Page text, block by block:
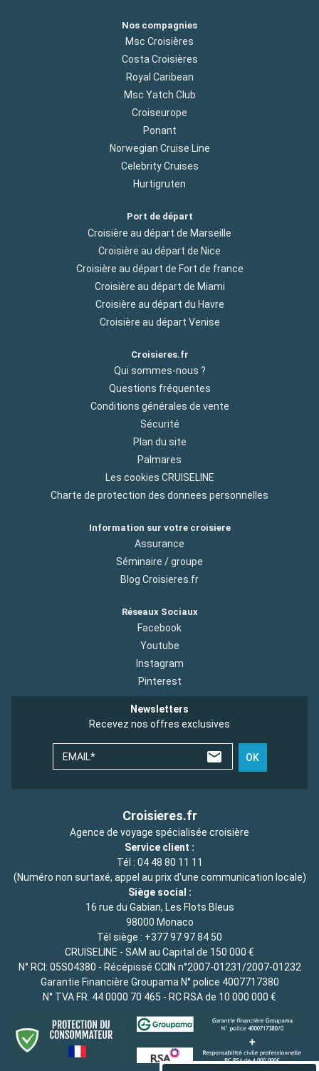
Nos compagnies
Msc Croisières
Costa Croisières
Royal Caribean
Msc Yatch Club
Croiseurope
Ponant
Norwegian Cruise Line
Celebrity Cruises
Hurtigruten
Port de départ
Croisière au départ de Marseille
Croisière au départ de Nice
Croisière au départ de Fort de france
Croisière au départ de Miami
Croisière au départ du Havre
Croisière au départ Venise
Croisieres.fr
Qui sommes-nous ?
Questions fréquentes
Conditions générales de vente
Sécurité
Plan du site
Palmares
Les cookies CRUISELINE
Charte de protection des donnees personnelles
Information sur votre croisiere
Assurance
Séminaire / groupe
Blog Croisieres.fr
Réseaux Sociaux
Facebook
Youtube
Instagram
Pinterest
Newsletters
Recevez nos offres exclusives
EMAIL* OK
Croisieres.fr
Agence de voyage spécialisée croisière
Service client :
Tél : 04 48 80 11 11
(Numéro non surtaxé, appel au prix d'une communication locale)
Siège social :
16 rue du Gabian, Les Flots Bleus
98000 Monaco
Tél siège : +377 97 97 84 50
CRUISELINE - SAM au Capital de 150 000 €
N° RCI: 05S04380 - Récépissé CCIN n°2007-01231/2007-01232
Garantie Financière Groupama N° police 4007717380
N° TVA FR. 44 0000 70 465 - RC RSA de 10 000 000 €